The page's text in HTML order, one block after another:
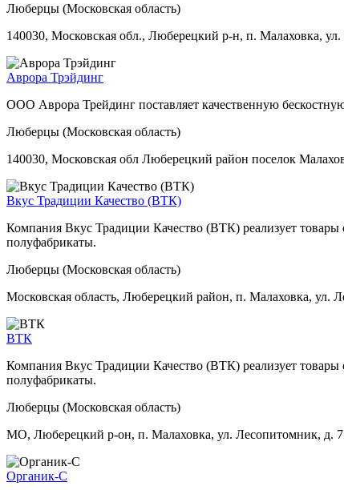
Люберцы (Московская область)
140030, Московская обл., Люберецкий р-н, п. Малаховка, ул.
Аврора Трэйдинг
ООО Аврора Трейдинг поставляет качественную
Люберцы (Московская область)
140030, Московская обл Люберецкий район поселок
Вкус Традиции Качество (ВТК)
Компания Вкус Традиции Качество (ВТК) реализует
полуфабрикаты.
Люберцы (Московская область)
Московская область, Люберецкий район, п. Малаховка, ул.
ВТК
Компания Вкус Традиции Качество (ВТК) реализует
полуфабрикаты.
Люберцы (Московская область)
МО, Люберецкий р-он, п. Малаховка, ул. Лесопитомник, д. 7
Органик-С